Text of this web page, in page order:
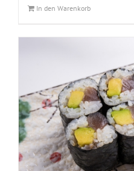
In den Warenkorb